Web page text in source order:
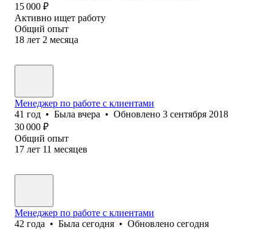
15 000 ₽
Активно ищет работу
Общий опыт
18 лет 2 месяца
Менеджер по работе с клиентами
41 год • Была вчера • Обновлено 3 сентября 2018
30 000 ₽
Общий опыт
17 лет 11 месяцев
Менеджер по работе с клиентами
42 года • Была сегодня • Обновлено сегодня